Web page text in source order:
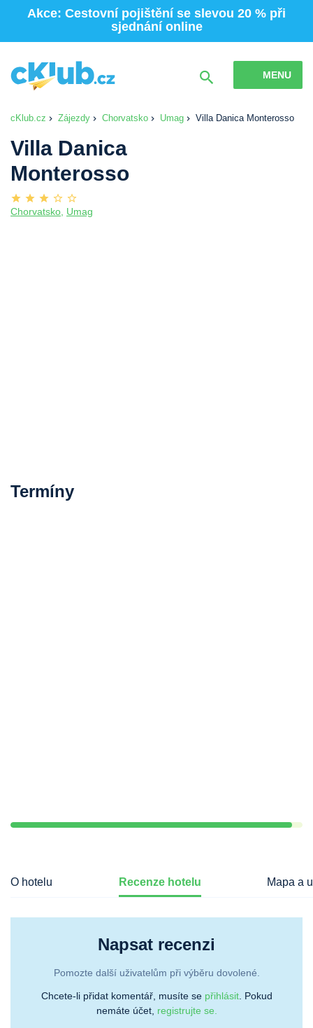
Akce: Cestovní pojištění se slevou 20 % při
sjednání online
MENU
cKlub.cz Zájezdy Chorvatsko Umag Villa Danica Monterosso
Villa Danica
Monterosso
Chorvatsko, Umag
Termíny
O hotelu Recenze hotelu Mapa a
Napsat recenzi
Pomozte další uživatelům při výběru dovolené.
Chcete-li přidat komentář, musíte se přihlásit. Pokud
nemáte účet, registrujte se.